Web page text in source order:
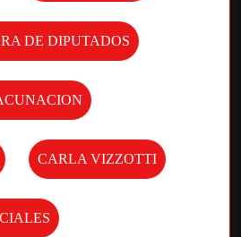
DE DIPUTADOS
CARLA VIZZOTTI